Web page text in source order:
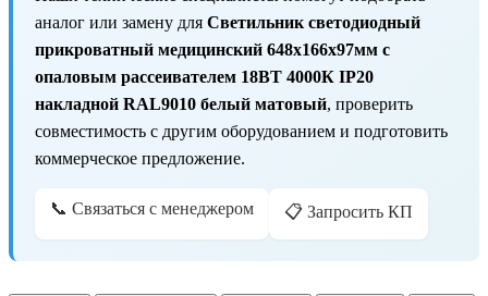
аналог или замену для Светильник светодиодный
прикроватный медицинский 648х166х97мм с
опаловым рассеивателем 18ВТ 4000К IP20
накладной RAL9010 белый матовый, проверить
совместимость с другим оборудованием и подготовить
коммерческое предложение.
📞 Связаться с менеджером 📋 Запросить КП